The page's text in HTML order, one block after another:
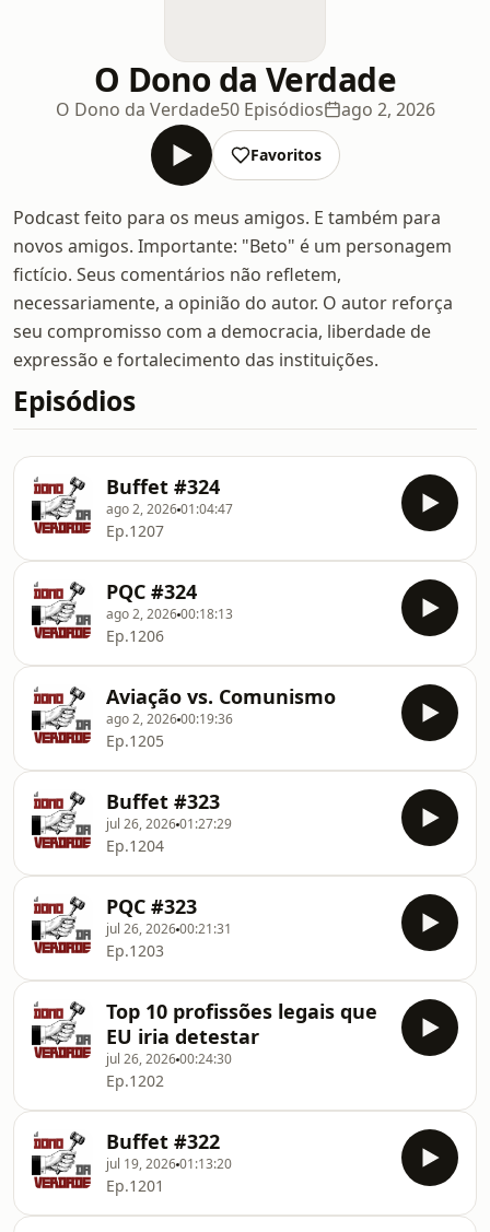
O Dono da Verdade
O Dono da Verdade50 Episódios ago 2, 2026
Favoritos
Podcast feito para os meus amigos. E também para
novos amigos. Importante: "Beto" é um personagem
fictício. Seus comentários não refletem,
necessariamente, a opinião do autor. O autor reforça
seu compromisso com a democracia, liberdade de
expressão e fortalecimento das instituições.
Episódios
Buffet #324
ago 2, 202601:04:47
Ep.1207
PQC #324
ago 2, 202600:18:13
Ep.1206
Aviação vs. Comunismo
ago 2, 202600:19:36
Ep.1205
Buffet #323
jul 26, 202601:27:29
Ep.1204
PQC #323
jul 26, 202600:21:31
Ep.1203
Top 10 profissões legais que
EU iria detestar
jul 26, 202600:24:30
Ep.1202
Buffet #322
jul 19, 202601:13:20
Ep.1201